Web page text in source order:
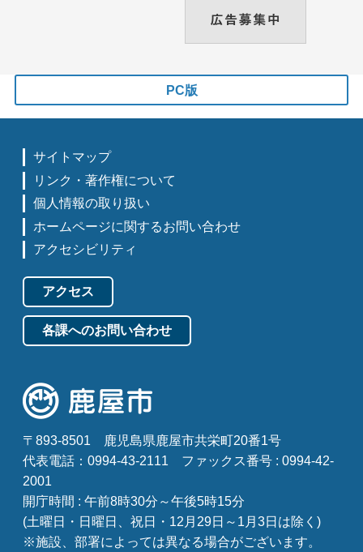
PC版
サイトマップ
リンク・著作権について
個人情報の取り扱い
ホームページに関するお問い合わせ
アクセシビリティ
アクセス
各課へのお問い合わせ
〒893-8501
鹿児島県鹿屋市共栄町20番1号
代表電話：0994-43-2111
ファックス番号 : 0994-42-
2001
開庁時間 : 午前8時30分～午後5時15分
(土曜日・日曜日、祝日・12月29日～1月3日は除く)
※施設、部署によっては異なる場合がございます。